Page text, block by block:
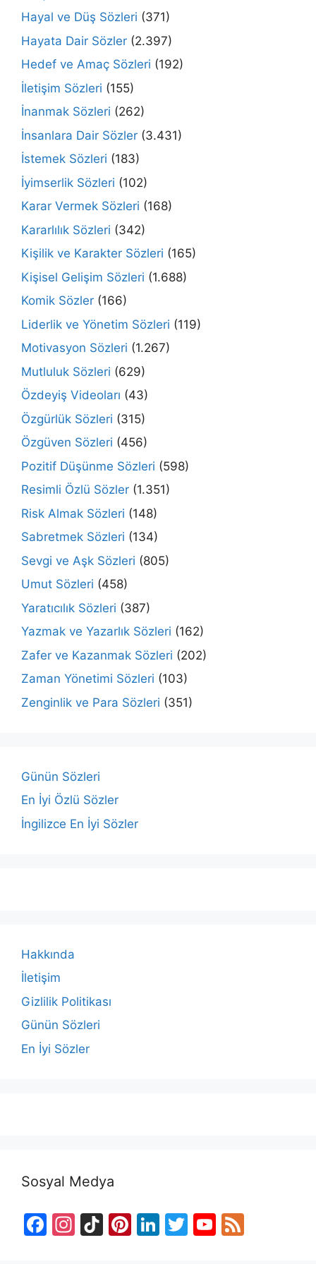
Hayal ve Düş Sözleri (371)
Hayata Dair Sözler (2.397)
Hedef ve Amaç Sözleri (192)
İletişim Sözleri (155)
İnanmak Sözleri (262)
İnsanlara Dair Sözler (3.431)
İstemek Sözleri (183)
İyimserlik Sözleri (102)
Karar Vermek Sözleri (168)
Kararlılık Sözleri (342)
Kişilik ve Karakter Sözleri (165)
Kişisel Gelişim Sözleri (1.688)
Komik Sözler (166)
Liderlik ve Yönetim Sözleri (119)
Motivasyon Sözleri (1.267)
Mutluluk Sözleri (629)
Özdeyiş Videoları (43)
Özgürlük Sözleri (315)
Özgüven Sözleri (456)
Pozitif Düşünme Sözleri (598)
Resimli Özlü Sözler (1.351)
Risk Almak Sözleri (148)
Sabretmek Sözleri (134)
Sevgi ve Aşk Sözleri (805)
Umut Sözleri (458)
Yaratıcılık Sözleri (387)
Yazmak ve Yazarlık Sözleri (162)
Zafer ve Kazanmak Sözleri (202)
Zaman Yönetimi Sözleri (103)
Zenginlik ve Para Sözleri (351)
Günün Sözleri
En İyi Özlü Sözler
İngilizce En İyi Sözler
Hakkında
İletişim
Gizlilik Politikası
Günün Sözleri
En İyi Sözler
Sosyal Medya
F
In Ti Pi Li T
Y